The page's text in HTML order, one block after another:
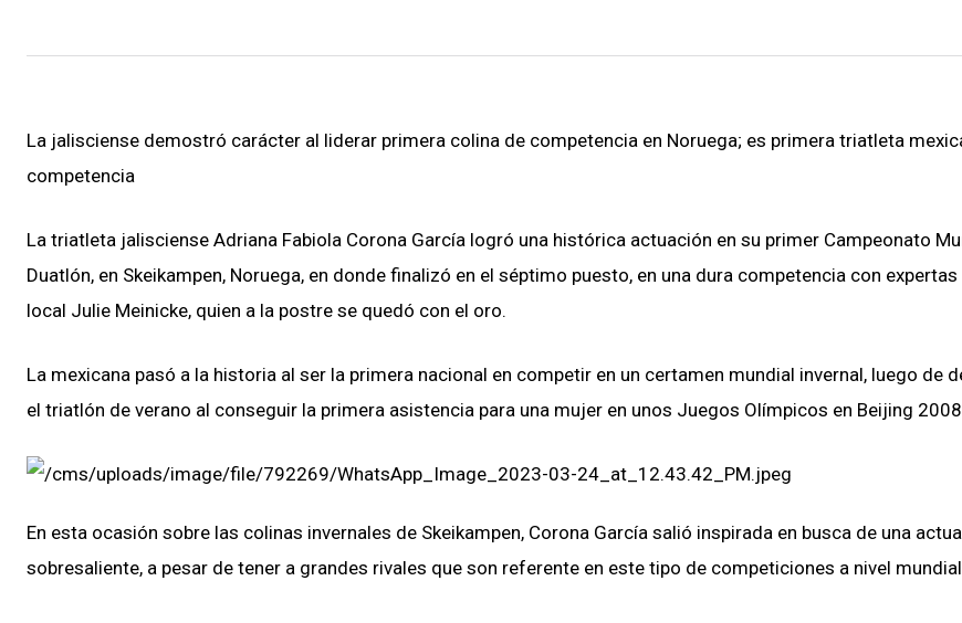
La jalisciense demostró carácter al liderar primera colina de competencia en Noruega; es primera triatleta
competencia
La triatleta jalisciense Adriana Fabiola Corona García logró una histórica actuación en su primer Campeonato
Duatlón, en Skeikampen, Noruega, en donde finalizó en el séptimo puesto, en una dura competencia con
local Julie Meinicke, quien a la postre se quedó con el oro.
La mexicana pasó a la historia al ser la primera nacional en competir en un certamen mundial invernal, luego de
el triatlón de verano al conseguir la primera asistencia para una mujer en unos Juegos Olímpicos en Beijing
En esta ocasión sobre las colinas invernales de Skeikampen, Corona García salió inspirada en busca de una
sobresaliente, a pesar de tener a grandes rivales que son referente en este tipo de competiciones a nivel